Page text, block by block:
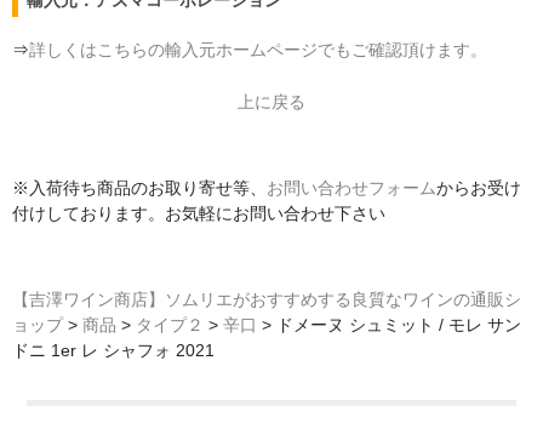
⇒詳しくはこちらの輸入元ホームページでもご確認頂けます。
上に戻る
※入荷待ち商品のお取り寄せ等、 お問い合わせフォームからお受け
付けしております。お気軽にお問い合わせ下さい
【吉澤ワイン商店】ソムリエがおすすめする良質なワインの通販シ
ョップ> 商品 > タイプ２ > 辛口 > ドメーヌ シュミット / モレ サン
ドニ 1er レ シャフォ 2021